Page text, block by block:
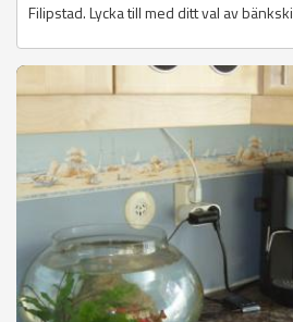
Filipstad. Lycka till med ditt val av